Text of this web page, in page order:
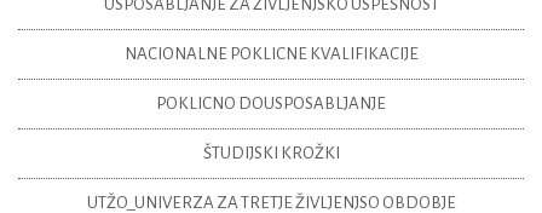
USPOSABLJANJE ZA ŽIVLJENJSKO USPEŠNOST
NACIONALNE POKLICNE KVALIFIKACIJE
POKLICNO DOUSPOSABLJANJE
ŠTUDIJSKI KROŽKI
UTŽO_UNIVERZA ZA TRETJE ŽIVLJENJSO OBDOBJE